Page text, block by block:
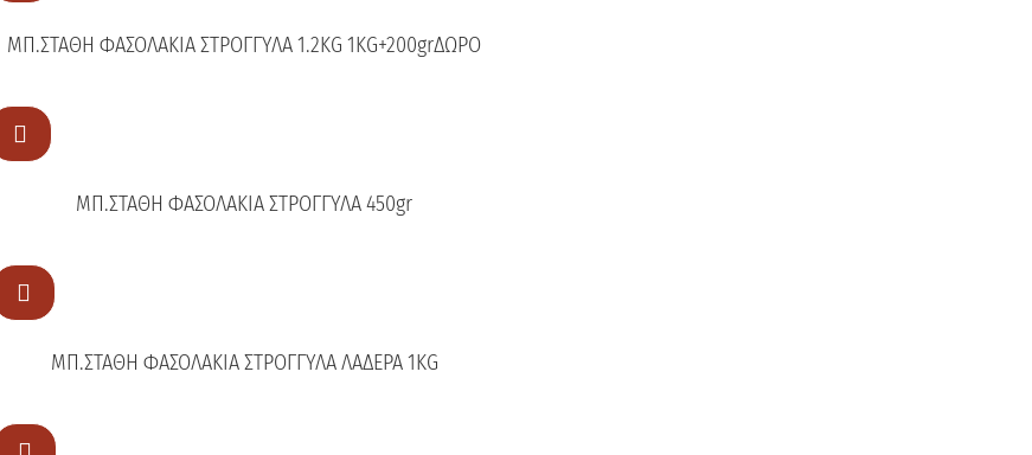
ΜΠ.ΣΤΑΘΗ ΦΑΣΟΛΑΚΙΑ ΣΤΡΟΓΓΥΛΑ 1.2KG 1KG+200grΔΩΡΟ

ΜΠ.ΣΤΑΘΗ ΦΑΣΟΛΑΚΙΑ ΣΤΡΟΓΓΥΛΑ 450gr

ΜΠ.ΣΤΑΘΗ ΦΑΣΟΛΑΚΙΑ ΣΤΡΟΓΓΥΛΑ ΛΑΔΕΡΑ 1KG